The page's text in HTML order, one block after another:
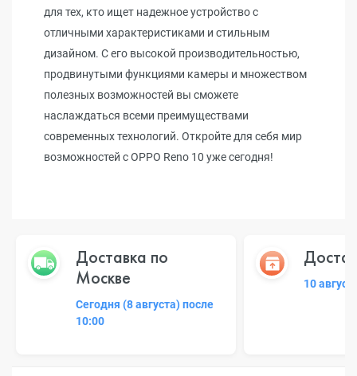
для тех, кто ищет надежное устройство с
отличными характеристиками и стильным
дизайном. С его высокой производительностью,
продвинутыми функциями камеры и множеством
полезных возможностей вы сможете
наслаждаться всеми преимуществами
современных технологий. Откройте для себя мир
возможностей с OPPO Reno 10 уже сегодня!
Доставка по
Москве
Сегодня (8 августа) после
10:00
10